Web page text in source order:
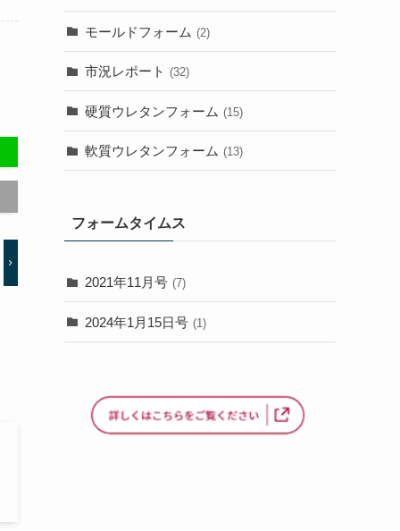
モールドフォーム (2)
市況レポート (32)
硬質ウレタンフォーム (15)
軟質ウレタンフォーム (13)
フォームタイムス
2021年11月号 (7)
2024年1月15日号 (1)